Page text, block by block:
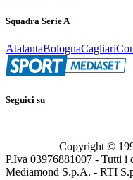
Squadra Serie A
AtalantaBolognaCagliari
Seguici su
Copyright ©
P.Iva 03976881007 - Tutti i
Mediamond S.p.A. - RTI